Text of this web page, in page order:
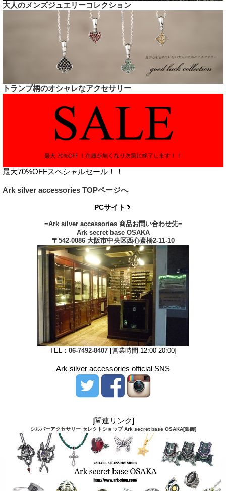
大人のメンズジュエリーコレクション
トランプ柄のオシャレなアクセサリー
最大70%OFFスペシャルセール！！
Ark silver accessories TOPページへ
PCサイト
=Ark silver accessories 商品お問い合わせ先=
Ark secret base OSAKA
〒542-0086 大阪市中央区西心斎橋2-11-10
TEL： 06-7492-8407[営業時間 12:00-20:00]
Ark silver accessories official SNS
[関連リンク]
シルバーアクセサリー セレクトショップ Ark secret base OSAKA[銀飾]